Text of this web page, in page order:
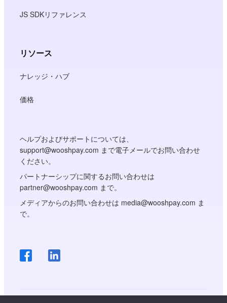
JS SDKリファレンス
リソース
ナレッジ・ハブ
価格
ヘルプおよびサポートについては、
support@wooshpay.com まで電子メールでお問い合わせ
ください。
パートナーシップに関するお問い合わせは
partner@wooshpay.com まで。
メディアからのお問い合わせは media@wooshpay.com ま
で。